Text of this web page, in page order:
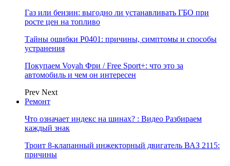
Газ или бензин: выгодно ли устанавливать ГБО при
росте цен на топливо
Тайны ошибки P0401: причины, симптомы и способы
устранения
Покупаем Voyah Фри / Free Sport+: что это за
автомобиль и чем он интересен
Prev Next
Ремонт
Что означает индекс на шинах? : Видео Разбираем
каждый знак
Троит 8-клапанный инжекторный двигатель ВАЗ 2115:
причины